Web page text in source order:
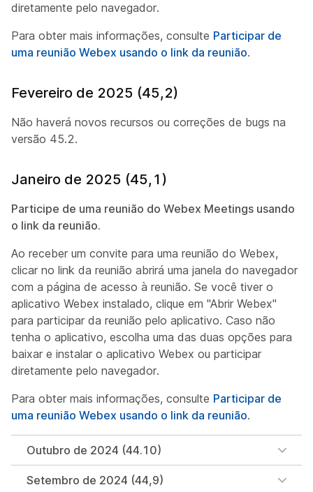
diretamente pelo navegador.
Para obter mais informações, consulte Participar de
uma reunião Webex usando o link da reunião.
Fevereiro de 2025 (45,2)
Não haverá novos recursos ou correções de bugs na
versão 45.2.
Janeiro de 2025 (45,1)
Participe de uma reunião do Webex Meetings usando
o link da reunião.
Ao receber um convite para uma reunião do Webex,
clicar no link da reunião abrirá uma janela do navegador
com a página de acesso à reunião. Se você tiver o
aplicativo Webex instalado, clique em "Abrir Webex"
para participar da reunião pelo aplicativo. Caso não
tenha o aplicativo, escolha uma das duas opções para
baixar e instalar o aplicativo Webex ou participar
diretamente pelo navegador.
Para obter mais informações, consulte Participar de
uma reunião Webex usando o link da reunião.
Outubro de 2024 (44.10)
Setembro de 2024 (44,9)